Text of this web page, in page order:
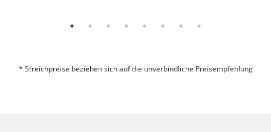
* Streichpreise beziehen sich auf die unverbindliche Preisempfehlung